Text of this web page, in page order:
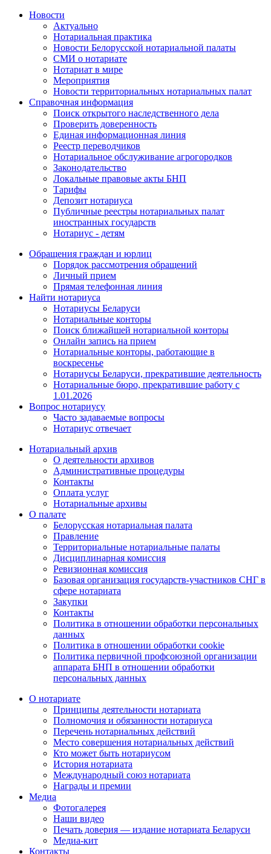
Новости
Актуально
Нотариальная практика
Новости Белорусской нотариальной палаты
СМИ о нотариате
Нотариат в мире
Мероприятия
Новости территориальных нотариальных палат
Справочная информация
Поиск открытого наследственного дела
Проверить доверенность
Единая информационная линия
Реестр переводчиков
Нотариальное обслуживание агрогородков
Законодательство
Локальные правовые акты БНП
Тарифы
Депозит нотариуса
Публичные реестры нотариальных палат
иностранных государств
Нотариус - детям
Обращения граждан и юрлиц
Порядок рассмотрения обращений
Личный прием
Прямая телефонная линия
Найти нотариуса
Нотариусы Беларуси
Нотариальные конторы
Поиск ближайшей нотариальной конторы
Онлайн запись на прием
Нотариальные конторы, работающие в
воскресенье
Нотариусы Беларуси, прекратившие деятельность
Нотариальные бюро, прекратившие работу с
1.01.2026
Вопрос нотариусу
Часто задаваемые вопросы
Нотариус отвечает
Нотариальный архив
О деятельности архивов
Административные процедуры
Контакты
Оплата услуг
Нотариальные архивы
О палате
Белорусская нотариальная палата
Правление
Территориальные нотариальные палаты
Дисциплинарная комиссия
Ревизионная комиссия
Базовая организация государств-участников СНГ в
сфере нотариата
Закупки
Контакты
Политика в отношении обработки персональных
данных
Политика в отношении обработки cookie
Политика первичной профсоюзной организации
аппарата БНП в отношении обработки
персональных данных
О нотариате
Принципы деятельности нотариата
Полномочия и обязанности нотариуса
Перечень нотариальных действий
Место совершения нотариальных действий
Кто может быть нотариусом
История нотариата
Международный союз нотариата
Награды и премии
Медиа
Фотогалерея
Наши видео
Печать доверия — издание нотариата Беларуси
Медиа-кит
Контакты